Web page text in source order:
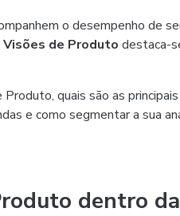
o desempenho de
Visões de Produto destaca-
quais são as
e como segmentar a sua
dentro